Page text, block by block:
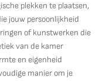
plekken te plaatsen,
jouw persoonlijkheid
of kunstwerken die
van de kamer
en eigenheid
manier om je